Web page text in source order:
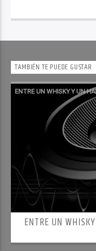
TAMBIÉN TE PUEDE GUSTAR
ENTRE UN WHISKY Y UN
ENTRE UN